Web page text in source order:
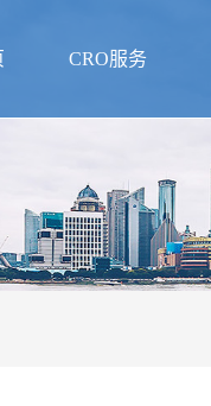
CRO服务